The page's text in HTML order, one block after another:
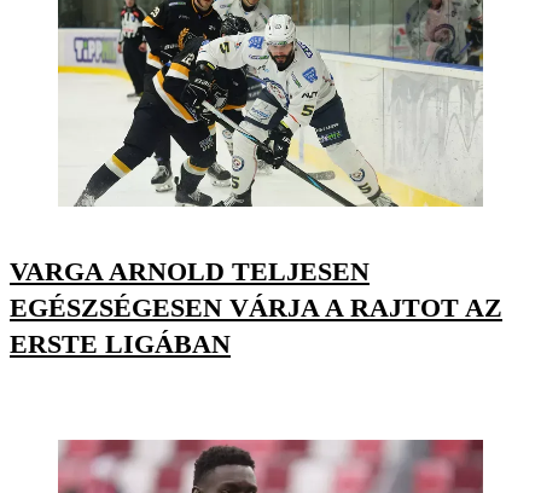
VARGA ARNOLD TELJESEN
EGÉSZSÉGESEN VÁRJA A RAJTOT AZ
ERSTE LIGÁBAN